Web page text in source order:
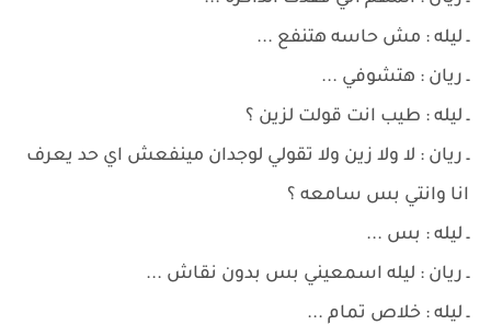
ـ ليله : مش حاسه هتنفع ...
ـ ريان : هتشوفي ...
ـ ليله : طيب انت قولت لزين ؟
ـ ريان : لا ولا زين ولا تقولي لوجدان مينفعش اي حد يعرف
انا وانتي بس سامعه ؟
ـ ليله : بس ...
ـ ريان : ليله اسمعيني بس بدون نقاش ...
ـ ليله : خلاص تمام ...